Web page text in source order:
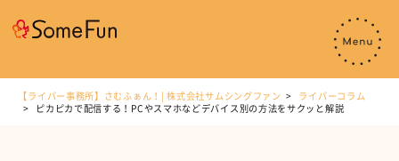
【ライバー事務所】さむふぁん！| 株式会社サムシングファン
ライバーコラム
ピカピカで配信する！PCやスマホなどデバイス別の方法をサクッと解説